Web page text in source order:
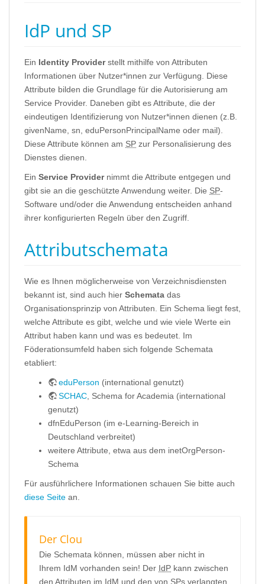
IdP und SP
Ein Identity Providerstellt mithilfe von Attributen
Informationen über Nutzer*innen zur Verfügung. Diese
Attribute bilden die Grundlage für die Autorisierung am
Service Provider. Daneben gibt es Attribute, die der
eindeutigen Identifizierung von Nutzer*innen dienen (z.B.
givenName, sn, eduPersonPrincipalName oder mail).
Diese Attribute können am SP zur Personalisierung des
Dienstes dienen.
Ein Service Providernimmt die Attribute entgegen und
gibt sie an die geschützte Anwendung weiter. Die SP-
Software und/oder die Anwendung entscheiden anhand
ihrer konfigurierten Regeln über den Zugriff.
Attributschemata
Wie es Ihnen möglicherweise von Verzeichnisdiensten
bekannt ist, sind auch hier Schemata das
Organisationsprinzip von Attributen. Ein Schema liegt fest,
welche Attribute es gibt, welche und wie viele Werte ein
Attribut haben kann und was es bedeutet. Im
Föderationsumfeld haben sich folgende Schemata
etabliert:
eduPerson (international genutzt)
SCHAC , Schema for Academia (international
genutzt)
dfnEduPerson (im e-Learning-Bereich in
Deutschland verbreitet)
weitere Attribute, etwa aus dem inetOrgPerson-
Schema
Für ausführlichere Informationen schauen Sie bitte auch
diese Seite an.
Der Clou
Die Schemata können, müssen aber nicht in
Ihrem IdM vorhanden sein! Der IdP kann zwischen
den Attributen im IdM und den von SPs verlangten